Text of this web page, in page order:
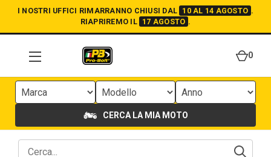
I NOSTRI UFFICI RIMARRANNO CHIUSI DAL 10 AL 14 AGOSTO .
RIAPRIREMO IL 17 AGOSTO .
0
CERCA LA MIA MOTO